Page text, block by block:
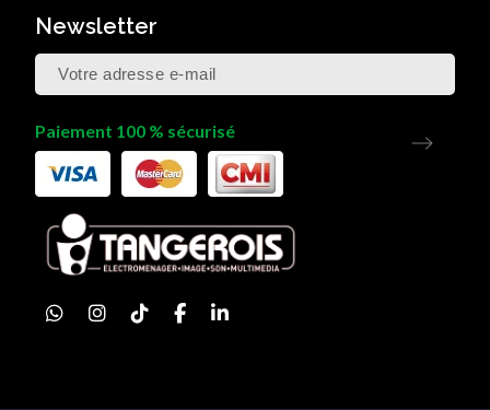
Newsletter
Paiement 100 % sécurisé